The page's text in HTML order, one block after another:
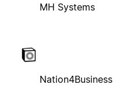
MH Systems
Nation4Business